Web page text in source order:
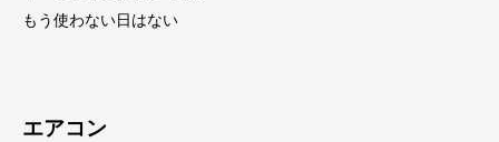
もう使わない日はない
エアコン